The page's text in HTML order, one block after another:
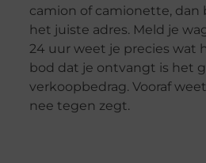
camion of camionette, dan
het juiste adres. Meld je
24 uur weet je precies wat
bod dat je ontvangt is het
verkoopbedrag. Vooraf
nee tegen zegt.